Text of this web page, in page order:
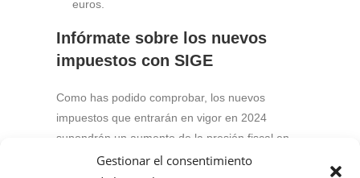
Gestionar el consentimiento
euros.
Infórmate sobre los nuevos
impuestos con SIGE
Como has podido comprobar, los nuevos
impuestos que entrarán en vigor en 2024
supondrán un aumento de la presión fiscal en
España. Por ello, es importante conocer las